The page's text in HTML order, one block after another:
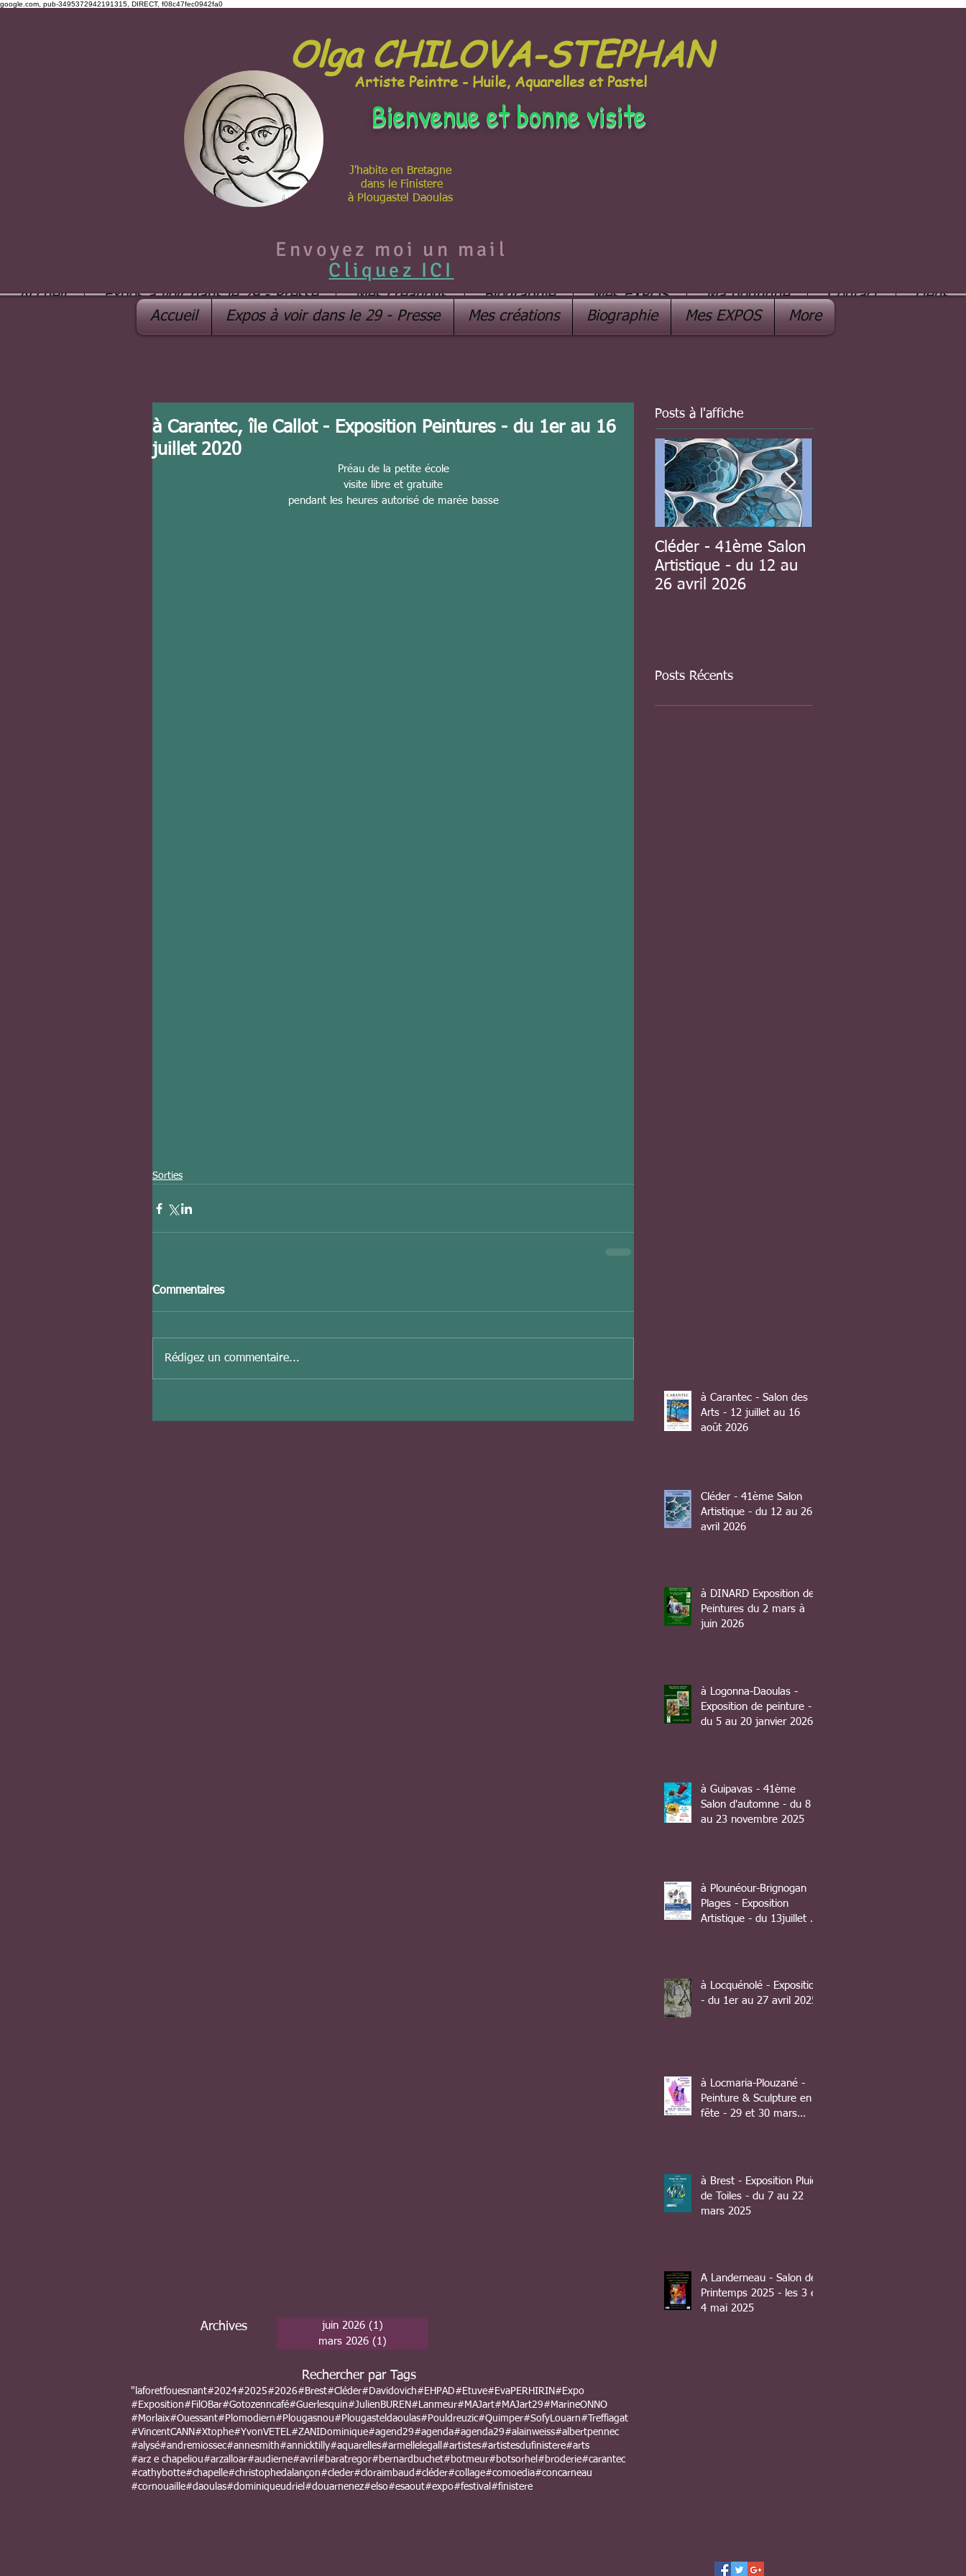
google.com, pub-3495372942191315, DIRECT, f08c47fec0942fa0
Olga CHILOVA-STEPHAN
Artiste Peintre - Huile, Aquarelles et Pastel
J'habite en Bretagne
dans le Finistere
à Plougastel Daoulas
Bienvenue et bonne visite
Envoyez moi un mail
Cliquez ICI
Accueil Expos à voir dans le 29 - Presse Mes créations Biographie Mes EXPOS Ma boutique Contact
Liens
Accueil
Expos à voir dans le 29 - Presse Mes créations Biographie Mes EXPOS More
à Carantec, île Callot - Exposition Peintures - du 1er au 16
juillet 2020
Préau de la petite école
visite libre et gratuite
pendant les heures autorisé de marée basse
Sorties
Commentaires
Rédigez un commentaire...
Archives juin 2026 (1)
mars 2026 (1)
Posts à l'affiche
Cléder - 41ème Salon
Artistique - du 12 au
26 avril 2026
Posts Récents
à Carantec - Salon des
Arts - 12 juillet au 16
août 2026
Cléder - 41ème Salon
Artistique - du 12 au 26
avril 2026
à DINARD Exposition de
Peintures du 2 mars à
juin 2026
à Logonna-Daoulas -
Exposition de peinture -
du 5 au 20 janvier 2026
à Guipavas - 41ème
Salon d'automne - du 8
au 23 novembre 2025
à Plounéour-Brignogan
Plages - Exposition
Artistique - du 13juillet au
à Locquénolé - Exposition
- du 1er au 27 avril 2025
à Locmaria-Plouzané -
Peinture & Sculpture en
fête - 29 et 30 mars
à Brest - Exposition Pluie
de Toiles - du 7 au 22
mars 2025
A Landerneau - Salon de
Printemps 2025 - les 3 et
4 mai 2025
Rechercher par Tags
"laforetfouesnant#2024#2025#2026#Brest#Cléder#Davidovich#EHPAD#Etuve#EvaPERHIRIN #Expo
#Exposition#FilOBar#Gotozenncafé#Guerlesquin#JulienBUREN #Lanmeur#MAJart#MAJart29#MarineONNO
#Morlaix#Ouessant#Plomodiern#Plougasnou#Plougasteldaoulas#Pouldreuzic#Quimper#SofyLouarn#Treffiagat
#VincentCANN #Xtophe#YvonVETEL#ZANIDominique#agend29#agenda#agenda29#alainweiss#albertpennec
#alysé#andremiossec#annesmith#annicktilly#aquarelles#armellelegall #artistes#artistesdufinistere#arts
#arz e chapeliou#arzalloar#audierne#avril #baratregor#bernardbuchet#botmeur#botsorhel #broderie#carantec
#cathybotte#chapelle#christophedalançon#cleder#cloraimbaud #cléder#collage#comoedia#concarneau
#cornouaille#daoulas#dominiqueudriel #douarnenez#elso#esaout#expo#festival #finistere